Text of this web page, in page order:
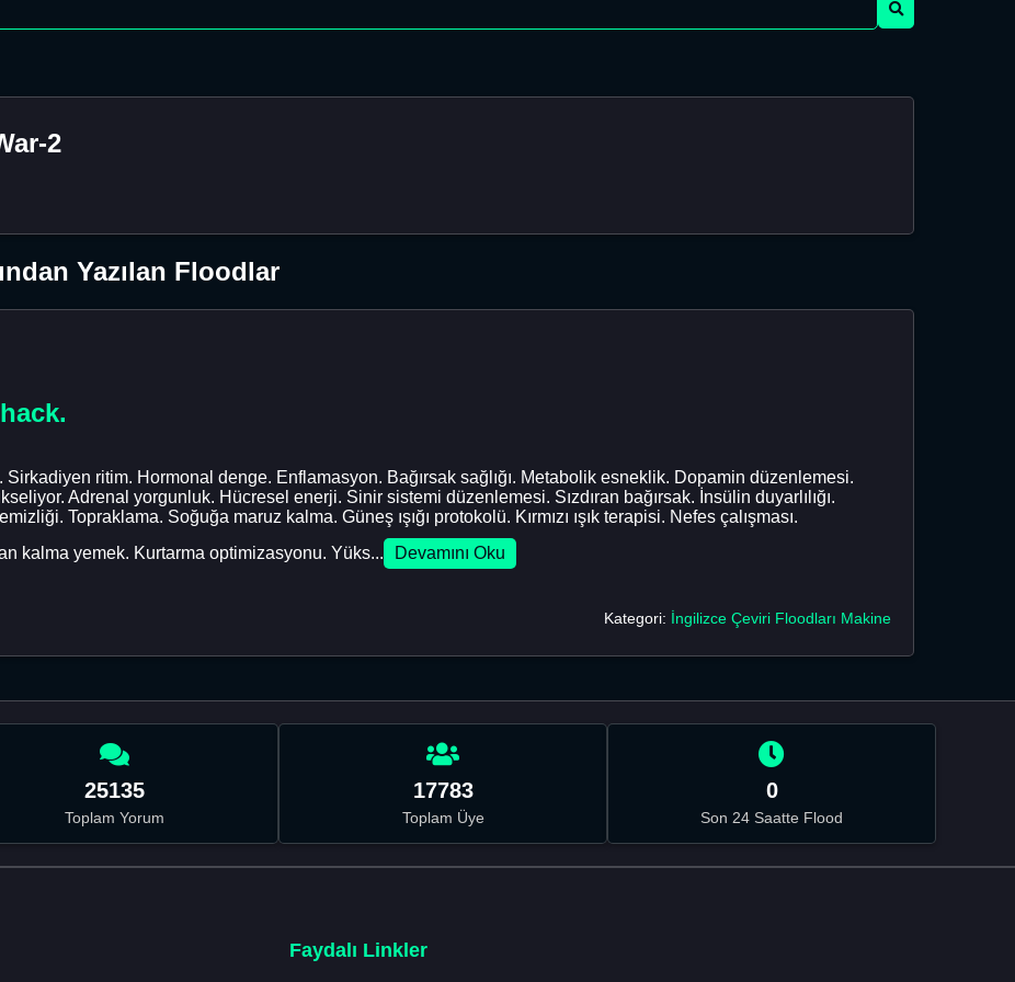
2
Yazılan Floodlar
ritim. Hormonal denge. Enflamasyon. Bağırsak sağlığı. Metabolik esneklik. Dopamin düzenlemesi.
Adrenal yorgunluk. Hücresel enerji. Sinir sistemi düzenlemesi. Sızdıran bağırsak. İnsülin duyarlılığı.
Topraklama. Soğuğa maruz kalma. Güneş ışığı protokolü. Kırmızı ışık terapisi. Nefes çalışması.
kalma yemek. Kurtarma optimizasyonu. Yüks...
Devamını Oku
Kategori: İngilizce Çeviri Floodları Makine
25135
Toplam Yorum
17783
Toplam Üye
0
Son 24 Saatte Flood
Faydalı Linkler